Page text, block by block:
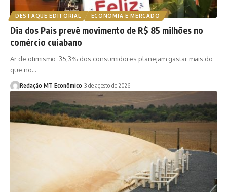
DESTAQUE EDITORIAL ECONOMIA E MERCADO
Dia dos Pais prevê movimento de R$ 85 milhões no
comércio cuiabano
Ar de otimismo: 35,3% dos consumidores planejam gastar mais do
que no…
Redação MT Econômico 3 de agosto de 2026